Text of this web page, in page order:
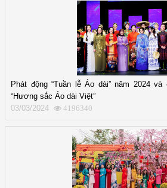
Phát động “Tuần lễ Áo dài” năm 2024
“Hương sắc Áo dài Việt”
03/03/2024
4196340